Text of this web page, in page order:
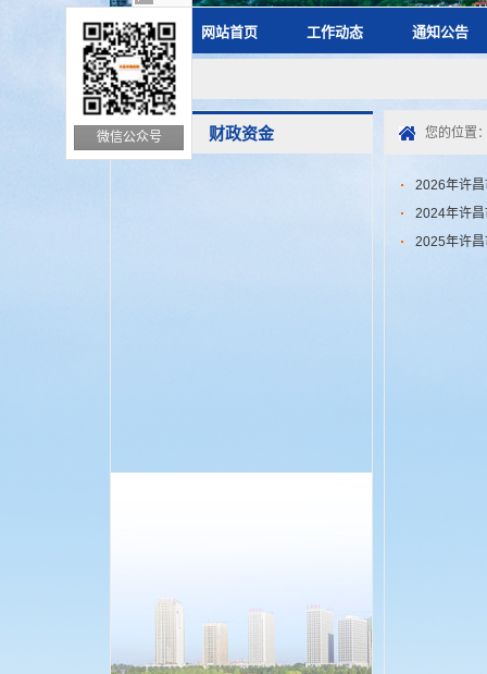
网站首页 工作动态 通知公告
微信公众号 财政资金 您的位置
2026年许
2024年许
2025年许